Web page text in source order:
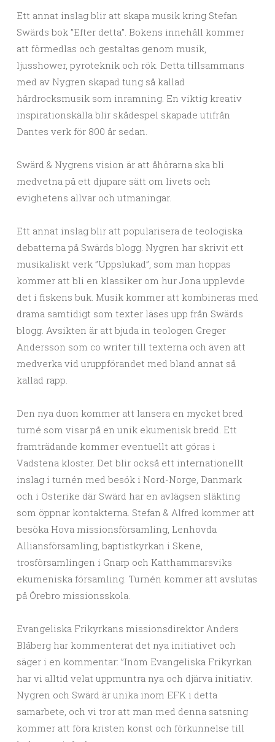
Ett annat inslag blir att skapa musik kring Stefan
Swärds bok ”Efter detta”. Bokens innehåll kommer
att förmedlas och gestaltas genom musik,
ljusshower, pyroteknik och rök. Detta tillsammans
med av Nygren skapad tung så kallad
hårdrocksmusik som inramning. En viktig kreativ
inspirationskälla blir skådespel skapade utifrån
Dantes verk för 800 år sedan.
Swärd & Nygrens vision är att åhörarna ska bli
medvetna på ett djupare sätt om livets och
evighetens allvar och utmaningar.
Ett annat inslag blir att popularisera de teologiska
debatterna på Swärds blogg. Nygren har skrivit ett
musikaliskt verk ”Uppslukad”, som man hoppas
kommer att bli en klassiker om hur Jona upplevde
det i fiskens buk. Musik kommer att kombineras med
drama samtidigt som texter läses upp från Swärds
blogg. Avsikten är att bjuda in teologen Greger
Andersson som co writer till texterna och även att
medverka vid uruppförandet med bland annat så
kallad rapp.
Den nya duon kommer att lansera en mycket bred
turné som visar på en unik ekumenisk bredd. Ett
framträdande kommer eventuellt att göras i
Vadstena kloster. Det blir också ett internationellt
inslag i turnén med besök i Nord-Norge, Danmark
och i Österike där Swärd har en avlägsen släkting
som öppnar kontakterna. Stefan & Alfred kommer att
besöka Hova missionsförsamling, Lenhovda
Alliansförsamling, baptistkyrkan i Skene,
trosförsamlingen i Gnarp och Katthammarsviks
ekumeniska församling. Turnén kommer att avslutas
på Örebro missionsskola.
Evangeliska Frikyrkans missionsdirektor Anders
Blåberg har kommenterat det nya initiativet och
säger i en kommentar: ”Inom Evangeliska Frikyrkan
har vi alltid velat uppmuntra nya och djärva initiativ.
Nygren och Swärd är unika inom EFK i detta
samarbete, och vi tror att man med denna satsning
kommer att föra kristen konst och förkunnelse till